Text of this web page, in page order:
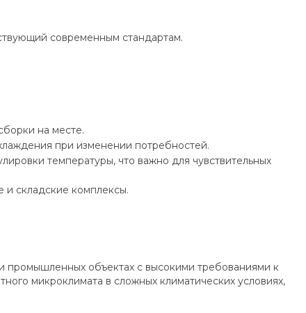
современным стандартам.
на месте.
при изменении потребностей.
температуры, что важно для чувствительных
складские комплексы.
промышленных объектах с высокими требованиями к
микроклимата в сложных климатических условиях,